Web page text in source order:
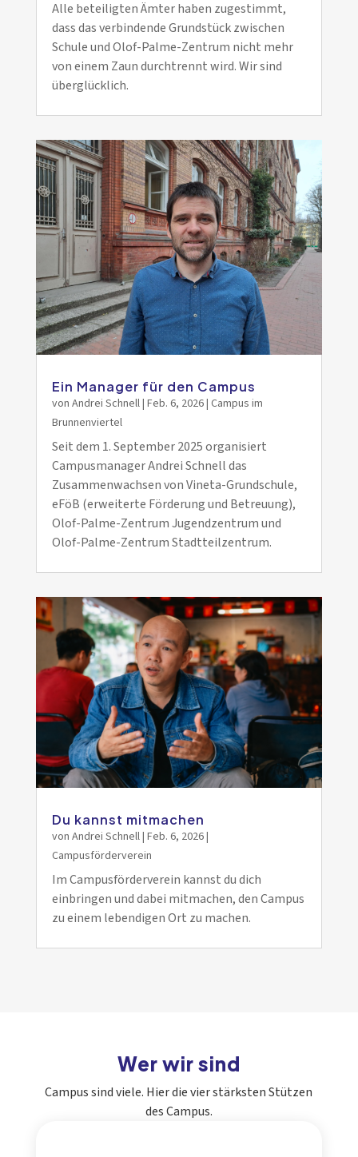
Alle beteiligten Ämter haben zugestimmt,
dass das verbindende Grundstück zwischen
Schule und Olof-Palme-Zentrum nicht mehr
von einem Zaun durchtrennt wird. Wir sind
überglücklich.
Ein Manager für den Campus
von Andrei Schnell| Feb. 6, 2026| Campus im
Brunnenviertel
Seit dem 1. September 2025 organisiert
Campusmanager Andrei Schnell das
Zusammenwachsen von Vineta-Grundschule,
eFöB (erweiterte Förderung und Betreuung),
Olof-Palme-Zentrum Jugendzentrum und
Olof-Palme-Zentrum Stadtteilzentrum.
Du kannst mitmachen
von Andrei Schnell| Feb. 6, 2026|
Campusförderverein
Im Campusförderverein kannst du dich
einbringen und dabei mitmachen, den Campus
zu einem lebendigen Ort zu machen.
Wer wir sind
Campus sind viele. Hier die vier stärksten Stützen
des Campus.